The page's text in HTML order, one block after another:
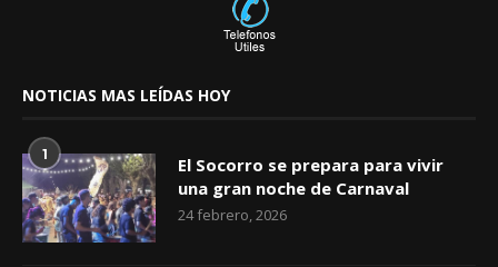
NOTICIAS MAS LEÍDAS HOY
1
El Socorro se prepara para vivir
una gran noche de Carnaval
24 febrero, 2026